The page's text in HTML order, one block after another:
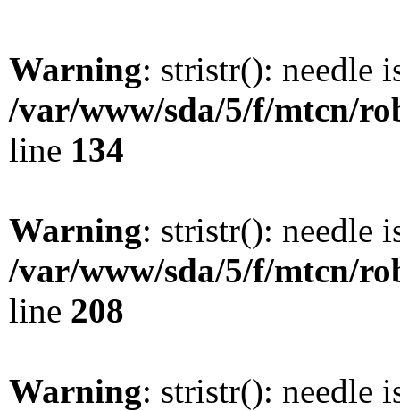
Warning: stristr(): needle
/var/www/sda/5/f/mtcn/
line 134
Warning: stristr(): needle
/var/www/sda/5/f/mtcn/
line 208
Warning: stristr(): needle